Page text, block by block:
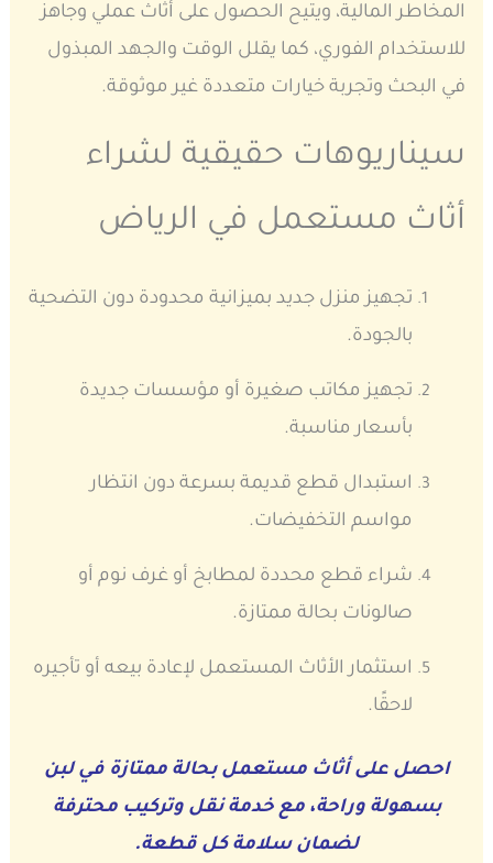
المخاطر المالية، ويتيح الحصول على أثاث عملي وجاهز
للاستخدام الفوري، كما يقلل الوقت والجهد المبذول
في البحث وتجربة خيارات متعددة غير موثوقة.
سيناريوهات حقيقية لشراء
أثاث مستعمل في الرياض
تجهيز منزل جديد بميزانية محدودة دون التضحية
بالجودة.
تجهيز مكاتب صغيرة أو مؤسسات جديدة
بأسعار مناسبة.
استبدال قطع قديمة بسرعة دون انتظار
مواسم التخفيضات.
شراء قطع محددة لمطابخ أو غرف نوم أو
صالونات بحالة ممتازة.
استثمار الأثاث المستعمل لإعادة بيعه أو تأجيره
لاحقًا.
احصل على أثاث مستعمل بحالة ممتازة في لبن
بسهولة وراحة، مع خدمة نقل وتركيب محترفة
لضمان سلامة كل قطعة.